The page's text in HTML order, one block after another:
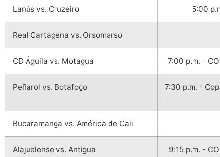
Lanús vs. Cruzeiro 5:00
Real Cartagena vs. Orsomarso
CD Águila vs. Motagua 7:00 p.m. -
Peñarol vs. Botafogo 7:30 p.m. -
Bucaramanga vs. América de Cali
Alajuelense vs. Antigua 9:15 p.m. -